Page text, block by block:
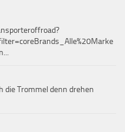
die Trommel denn drehen